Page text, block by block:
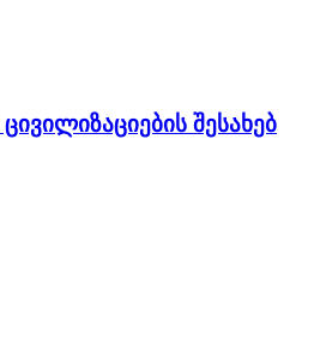
შესახებ